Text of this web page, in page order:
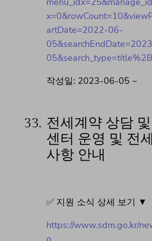
artDate=2022-06-
작성일: 2023-06-05 ~
33. 전세계약 상담
센터 운영 및 전
사항 안내
✅ 지원 소식 상세 보기 ▼
https://www.sdm.go.kr/